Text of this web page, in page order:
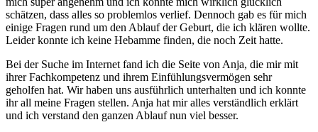
schätzen, dass alles so problemlos verlief. Dennoch gab es für mich
einige Fragen rund um den Ablauf der Geburt, die ich klären wollte.
Leider konnte ich keine Hebamme finden, die noch Zeit hatte.
Bei der Suche im Internet fand ich die Seite von Anja, die mir mit
ihrer Fachkompetenz und ihrem Einfühlungsvermögen sehr
geholfen hat. Wir haben uns ausführlich unterhalten und ich konnte
ihr all meine Fragen stellen. Anja hat mir alles verständlich erklärt
und ich verstand den ganzen Ablauf nun viel besser.